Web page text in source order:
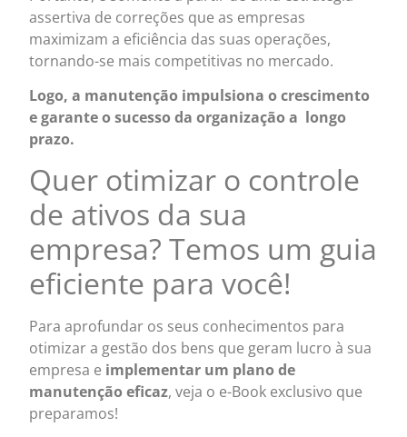
assertiva de correções que as empresas
maximizam a eficiência das suas operações,
tornando-se mais competitivas no mercado.
Logo, a manutenção impulsiona o crescimento
e garante o sucesso da organização a longo
prazo.
Quer otimizar o controle
de ativos da sua
empresa? Temos um guia
eficiente para você!
Para aprofundar os seus conhecimentos para
otimizar a gestão dos bens que geram lucro à sua
empresa e implementar um plano de
manutenção eficaz, veja o e-Book exclusivo que
preparamos!